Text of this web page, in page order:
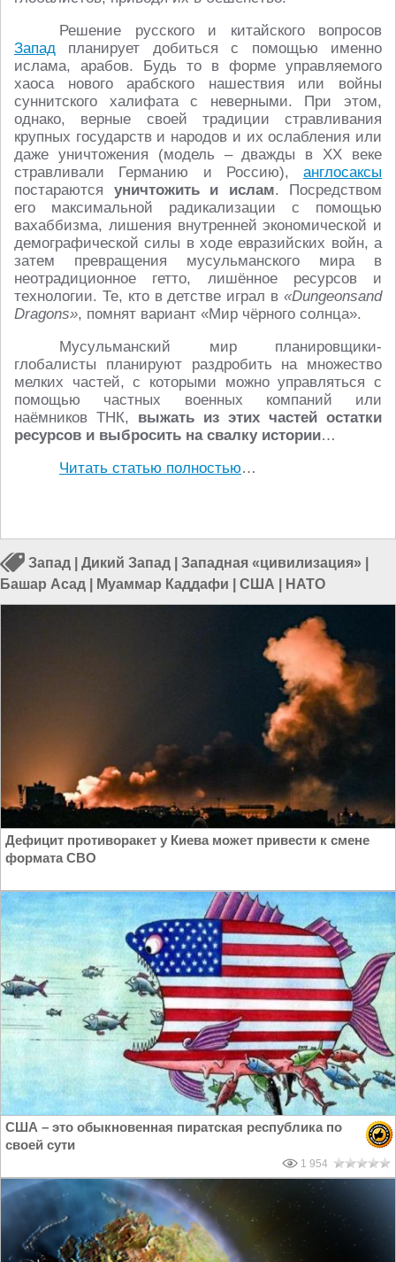
Решение русского и китайского вопросов
Запад планирует добиться с помощью именно
ислама, арабов. Будь то в форме управляемого
хаоса нового арабского нашествия или войны
суннитского халифата с неверными. При этом,
однако, верные своей традиции стравливания
крупных государств и народов и их ослабления или
даже уничтожения (модель – дважды в ХХ веке
стравливали Германию и Россию), англосаксы
постараются уничтожить и ислам. Посредством
его максимальной радикализации с помощью
вахаббизма, лишения внутренней экономической и
демографической силы в ходе евразийских войн, а
затем превращения мусульманского мира в
неотрадиционное гетто, лишённое ресурсов и
технологии. Те, кто в детстве играл в «Dungeonsand
Dragons», помнят вариант «Мир чёрного солнца».
Мусульманский мир планировщики-
глобалисты планируют раздробить на множество
мелких частей, с которыми можно управляться с
помощью частных военных компаний или
наёмников ТНК, выжать из этих частей остатки
ресурсов и выбросить на свалку истории…
Читать статью полностью…
Запад Дикий Запад Западная «цивилизация»
Башар Асад
Муаммар Каддафи США НАТО
Дефицит противоракет у Киева может привести к смене
формата СВО
США – это обыкновенная пиратская республика по
своей сути
1 954